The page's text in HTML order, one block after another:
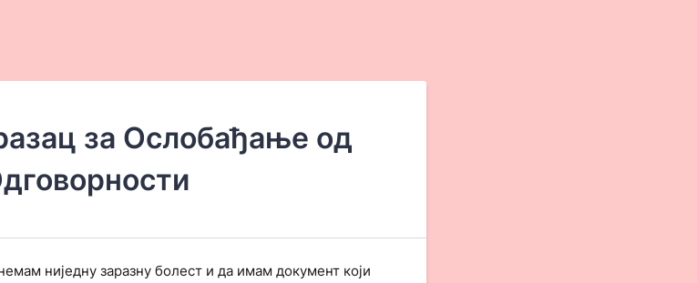
за Ослобађање од
ниједну заразну болест и да имам документ који